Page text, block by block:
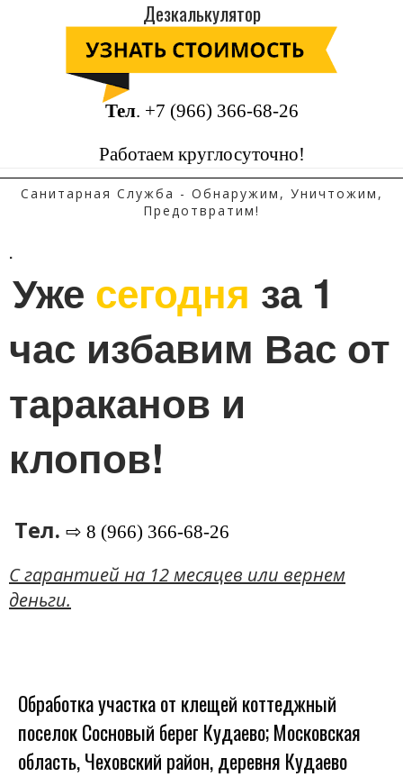
Дезкалькулятор
Тел. +7 (966) 366-68-26
Работаем круглосуточно!
Санитарная Служба - Обнаружим, Уничтожим,
Предотвратим!
.
Уже сегодня за 1
час избавим Вас от
тараканов и
клопов!
Тел. ⇨ 8 (966) 366-68-26
C гарантией на 12 месяцев или вернем
деньги.
Обработка участка от клещей коттеджный
поселок Сосновый берег Кудаево; Московская
область, Чеховский район, деревня Кудаево